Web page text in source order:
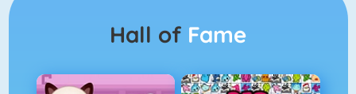
Hall of Fame